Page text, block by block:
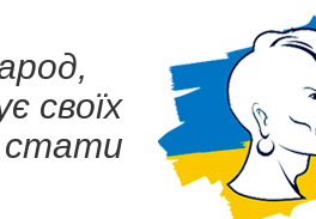
своїх
стати